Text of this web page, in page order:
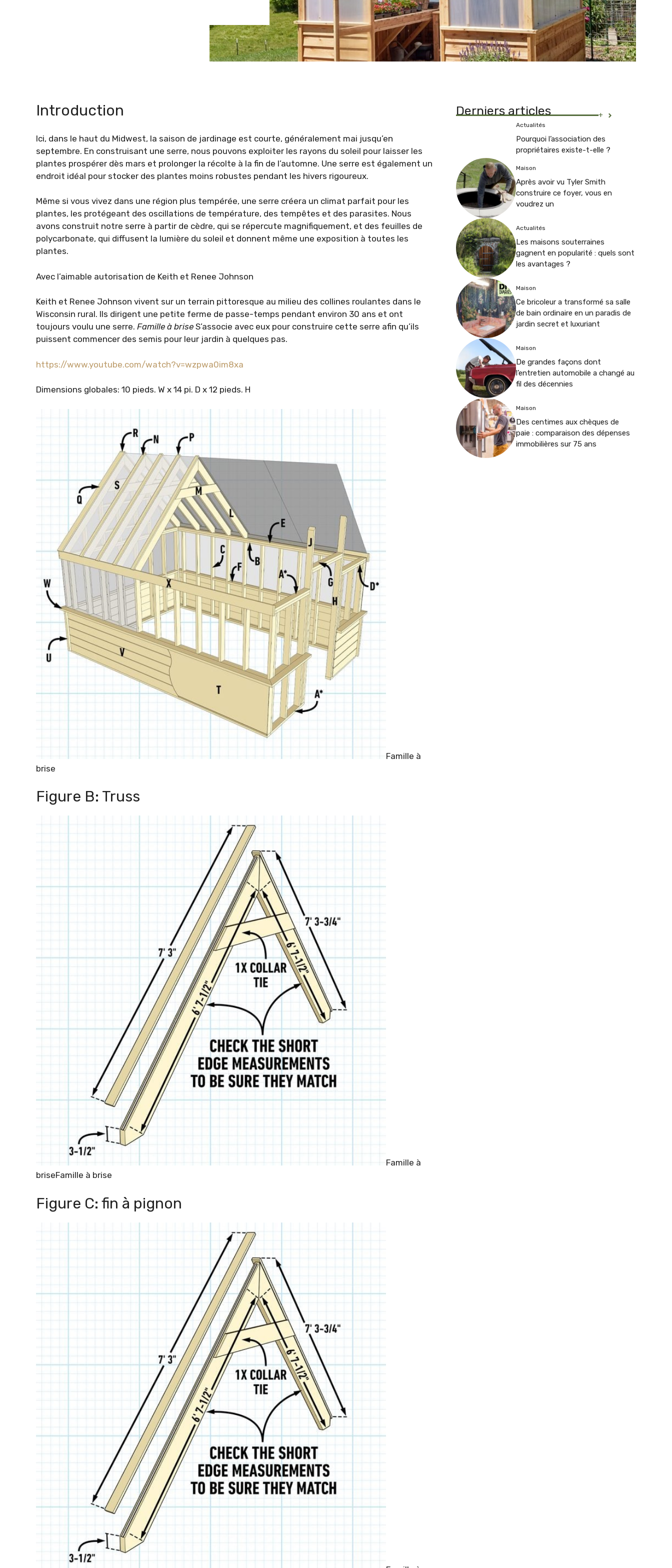
Introduction
Ici, dans le haut du Midwest, la saison de jardinage est courte, généralement mai jusqu’en
septembre. En construisant une serre, nous pouvons exploiter les rayons du soleil pour laisser les
plantes prospérer dès mars et prolonger la récolte à la fin de l’automne. Une serre est également un
endroit idéal pour stocker des plantes moins robustes pendant les hivers rigoureux.
Même si vous vivez dans une région plus tempérée, une serre créera un climat parfait pour les
plantes, les protégeant des oscillations de température, des tempêtes et des parasites. Nous
avons construit notre serre à partir de cèdre, qui se répercute magnifiquement, et des feuilles de
polycarbonate, qui diffusent la lumière du soleil et donnent même une exposition à toutes les
plantes.
Avec l’aimable autorisation de Keith et Renee Johnson
Keith et Renee Johnson vivent sur un terrain pittoresque au milieu des collines roulantes dans le
Wisconsin rural. Ils dirigent une petite ferme de passe-temps pendant environ 30 ans et ont
toujours voulu une serre. Famille à brise S’associe avec eux pour construire cette serre afin qu’ils
puissent commencer des semis pour leur jardin à quelques pas.
https://www.youtube.com/watch?v=wzpwa0im8xa
Dimensions globales: 10 pieds. W x 14 pi. D x 12 pieds. H
Famille à
brise
Figure B: Truss
Famille à
briseFamille à brise
Figure C: fin à pignon
Derniers articles +
Actualités
Pourquoi l’association des
propriétaires existe-t-elle ?
Maison
Après avoir vu Tyler Smith
construire ce foyer, vous en
voudrez un
Actualités
Les maisons souterraines
gagnent en popularité : quels sont
les avantages ?
Maison
Ce bricoleur a transformé sa salle
de bain ordinaire en un paradis de
jardin secret et luxuriant
Maison
De grandes façons dont
l’entretien automobile a changé au
fil des décennies
Maison
Des centimes aux chèques de
paie : comparaison des dépenses
immobilières sur 75 ans